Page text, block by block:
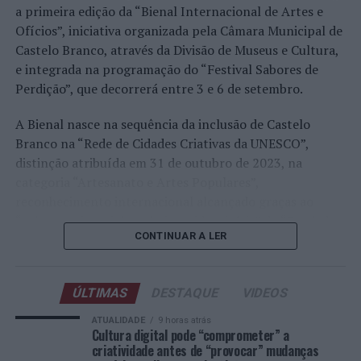
Faria, Henrique Rocha, Frederico Ferreira Silva, Tiago
Pereira e Tiago Torres integraram o quadro principal,
beneficiando, de igual modo, da reorganização dos wild
cards após as entradas diretas de alguns jogadores.
Entre os portugueses, Tiago Torres e Jaime Faria
protagonizaram as melhores campanhas da edição,
ambos alcançando os quartos de final. Torres assinou
um dos resultados mais marcantes do torneio ao
neerlandês Botic van de Zandschulp, alcançando
também os quartos de final, onde acabou eliminado pelo
italiano Luciano Darderi, num encontro decidido em três
a primeira edição da “Bienal Internacional de Artes e
Ofícios”, iniciativa organizada pela Câmara Municipal de
Castelo Branco, através da Divisão de Museus e Cultura,
e integrada na programação do “Festival Sabores de
Perdição”, que decorrerá entre 3 e 6 de setembro.
A Bienal nasce na sequência da inclusão de Castelo
Branco na “Rede de Cidades Criativas da UNESCO”,
distinção atribuída em 31 de outubro de 2023, na
“valor patrimonial, artístico e identitário” do “Bordado
de Castelo Branco”, uma das manifestações mais
da identidade albicastrense.
Ao longo de dois dias, especialistas nacionais e
internacionais, investigadores, artesãos, representantes
institucionais, organismos públicos, instituições de
CONTINUAR A LER
ÚLTIMAS
ATUALIDADE 9 horas atrás
Cultura digital pode “comprometer” a
criatividade antes de “provocar” mudanças